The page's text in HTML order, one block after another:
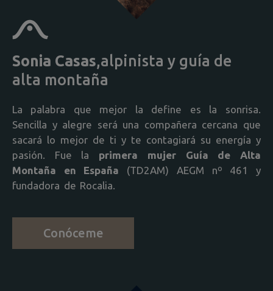
Sonia Casas,alpinista y guía de
alta montaña
La palabra que mejor la define es la sonrisa.
Sencilla y alegre será una compañera cercana que
sacará lo mejor de ti y te contagiará su energía y
pasión. Fue la primera mujer Guía de Alta
Montaña en España (TD2AM) AEGM nº 461 y
fundadora de Rocalia.
Conóceme